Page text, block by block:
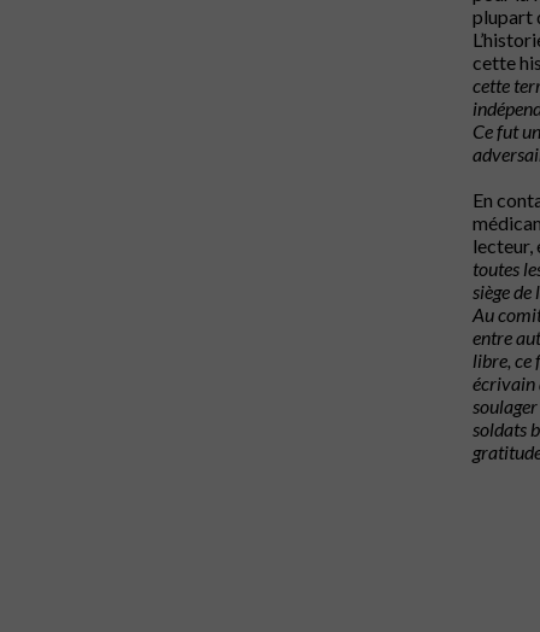
plupart
cette
cette
Ce fut
En
lecteur,
toutes
siège
Au
entre
libre, ce
écrivain
soldats